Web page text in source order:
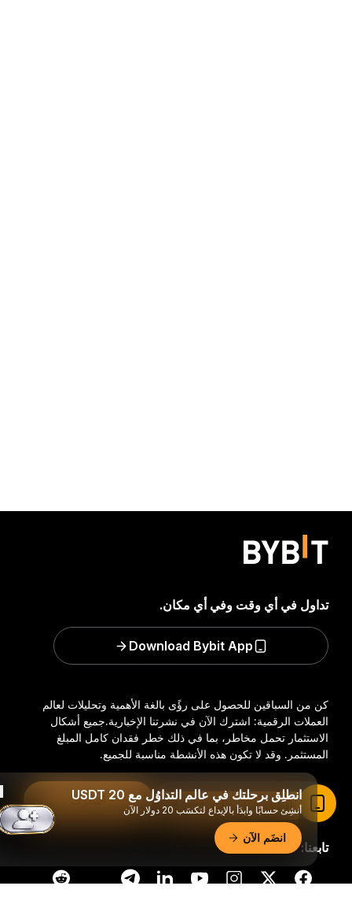
كن من السباقين للحصول على رؤًى بالغة الأهمية وتحليلات لعالم
العملات الرقمية: اشترك الآن في نشرتنا الإخبارية.جميع أشكال
الاستثمار تحمل مخاطر، بما في ذلك خطر فقدان كامل المبلغ
المستثمر. وقد لا تكون هذه الأنشطة مناسبة للجميع.
اشترك
تابعنا:
تداول في أي وقت وفي أي مكان.
Download Bybit App
انطلِق برحلتك في عالم التداوُل مع 20 USDT
أنشِئ حسابًا وابدَأ بالإيداع لتكسَب 20 دولار الآن
انضَم الآن
اقرأ المقال في تطبيق Bybit